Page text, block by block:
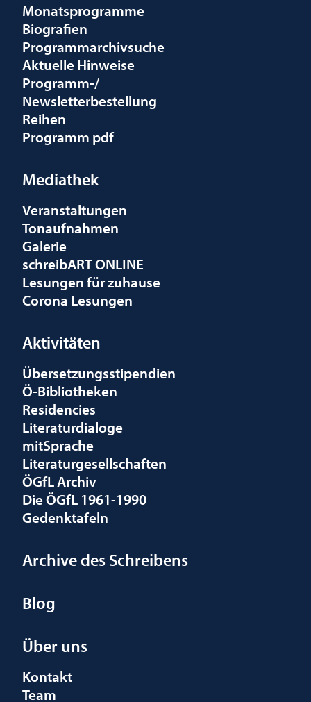
Monatsprogramme
Biografien
Programmarchivsuche
Aktuelle Hinweise
Programm-/
Newsletterbestellung
Reihen
Programm pdf
Mediathek
Veranstaltungen
Tonaufnahmen
Galerie
schreibART ONLINE
Lesungen für zuhause
Corona Lesungen
Aktivitäten
Übersetzungsstipendien
Ö-Bibliotheken
Residencies
Literaturdialoge
mitSprache
Literaturgesellschaften
ÖGfL Archiv
Die ÖGfL 1961-1990
Gedenktafeln
Archive des Schreibens
Blog
Über uns
Kontakt
Team